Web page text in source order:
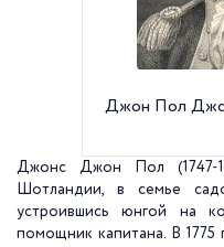
Джон Пол
Джонс Джон Пол
Шотландии, в семье
устроившись юнгой на
помощник капитана. В 1775